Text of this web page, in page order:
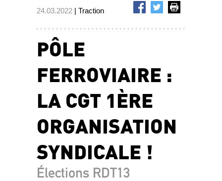
24.03.2022 | Traction
PÔLE
FERROVIAIRE :
LA CGT 1ÈRE
ORGANISATION
SYNDICALE !
Élections RDT13